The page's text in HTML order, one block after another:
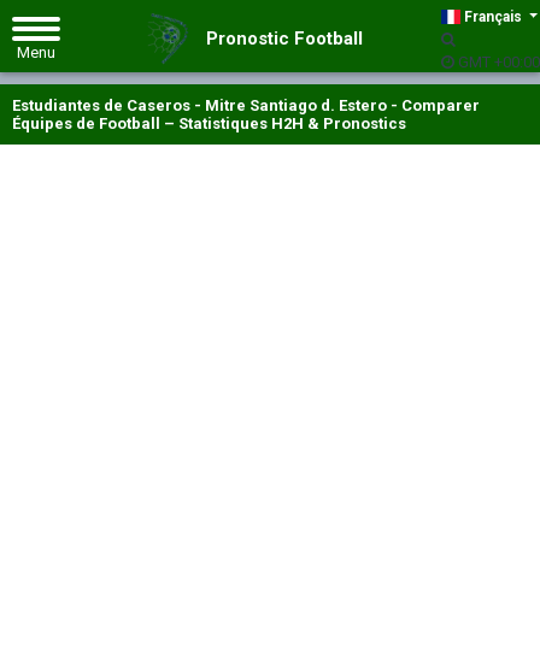
Français
GMT +00:00
Pronostic Football
Estudiantes de Caseros - Mitre Santiago d. Estero - Comparer
Équipes de Football – Statistiques H2H & Pronostics